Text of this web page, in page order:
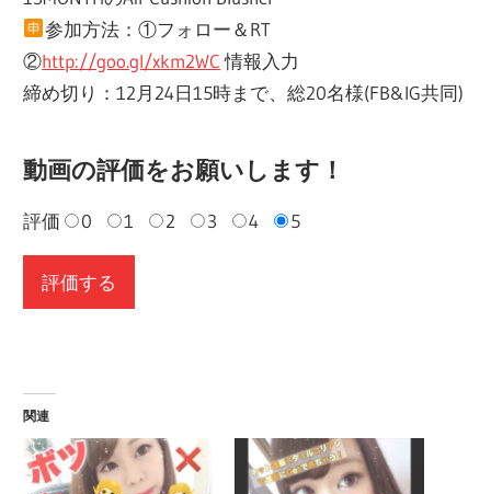
参加方法：①フォロー＆RT
②http://goo.gl/xkm2WC情報入力
締め切り：12月24日15時まで、総20名様(FB&IG共同)
動画の評価をお願いします！
評価 0 1 2 3 4 5
関連